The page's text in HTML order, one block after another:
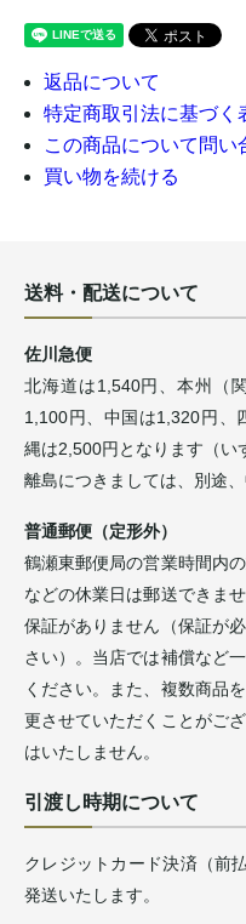
返品について
特定商取引法に基づく
この商品について問い
買い物を続ける
送料・配送について
佐川急便
北海道は1,540円、本州（
1,100円、中国は1,320円、
縄は2,500円となります（い
離島につきましては、別途
普通郵便（定形外）
鶴瀬東郵便局の営業時間内
などの休業日は郵送できま
保証がありません（保証が
さい）。当店では補償など
ください。また、複数商品
更させていただくことがご
はいたしません。
引渡し時期について
クレジットカード決済（前
発送いたします。